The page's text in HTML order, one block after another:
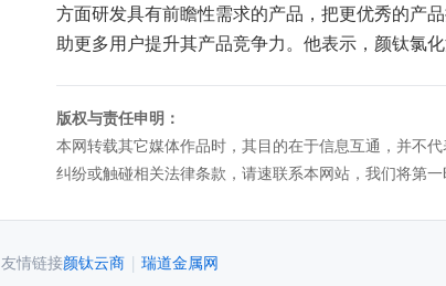
方面研发具有前瞻性需求的产品，把更优秀的产
助更多用户提升其产品竞争力。 他表示，颜钛氯
版权与责任申明：
本网转载其它媒体作品时，其目的在于信息互通，并不
纠纷或触碰相关法律条款，请速联系本网站，我们将第
友情链接颜钛云商 | 瑞道金属网